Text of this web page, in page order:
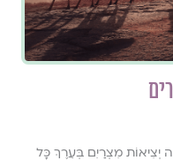
יְצִיאוֹת מִצְרַיִם בְּעֵרֶךְ כָּל